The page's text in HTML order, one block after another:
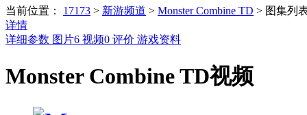
当前位置： 17173 > 新游频道 > Monster Combine TD > 图集列
详情
详细参数 图片6 视频0 评价 游戏资料
Monster Combine TD视频